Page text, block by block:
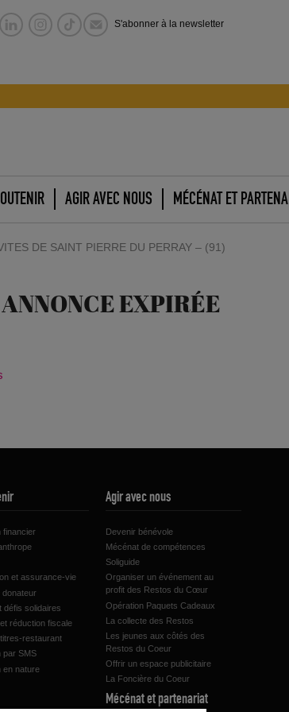
S'abonner à la newsletter
AGIR AVEC NOUS MÉCÉNAT ET
DE SAINT PIERRE DU PERRAY – (91)
ANNONCE EXPIRÉE
financier
et assurance-vie
donateur
défis solidaires
réduction fiscale
restaurant
par SMS
en nature
Agir avec nous
Devenir bénévole
Mécénat de compétences
Soliguide
Organiser un événement au
profit des Restos du Cœur
Opération Paquets Cadeaux
La collecte des Restos
Les jeunes aux côtés des
Restos du Coeur
Offrir un espace publicitaire
La Foncière du Coeur
Mécénat et partenariat